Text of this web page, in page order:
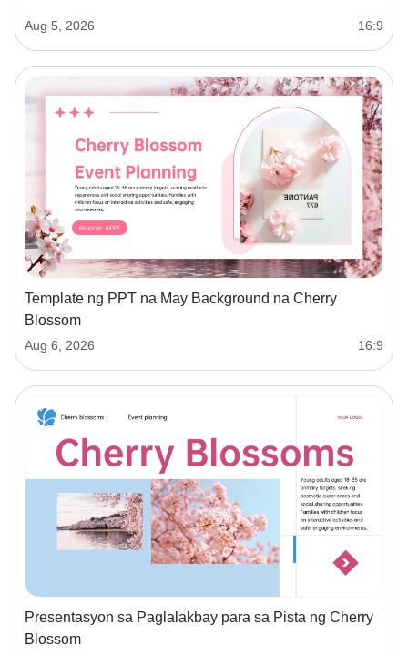
Aug 5, 2026 16:9
Template ng PPT na May Background na Cherry
Blossom
Aug 6, 2026 16:9
Presentasyon sa Paglalakbay para sa Pista ng Cherry
Blossom